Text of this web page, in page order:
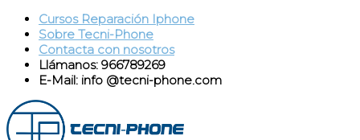
Cursos Reparación Iphone
Sobre Tecni-Phone
Contacta con nosotros
Llámanos: 966789269
E-Mail: info @tecni-phone.com